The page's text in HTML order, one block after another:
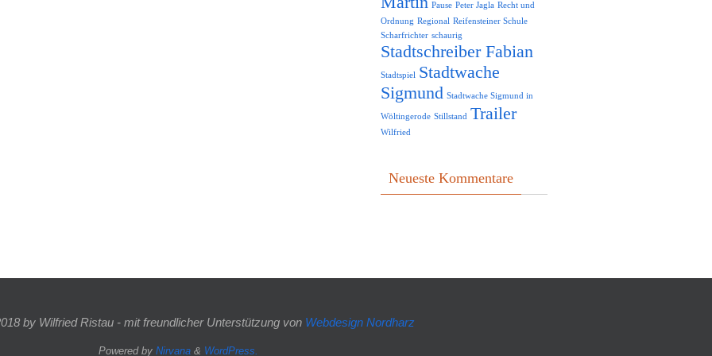
Pause Peter Jagla Recht und
Ordnung Regional Reifensteiner Schule
Scharfrichter schaurig
Stadtschreiber Fabian
Stadtspiel
Stadtwache
Sigmund Stadtwache Sigmund in
Wöltingerode Stillstand Trailer
Wilfried
Neueste Kommentare
by Wilfried Ristau - mit freundlicher Unterstützung von Webdesign Nordharz
Powered by Nirvana& WordPress.